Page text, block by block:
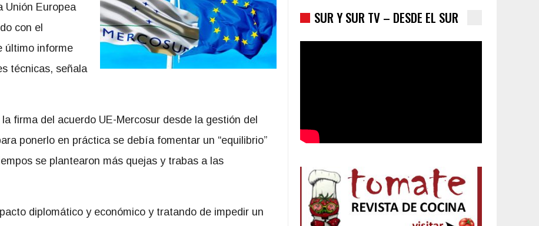
Unión Europea
con el
último informe
técnicas, señala
firma del acuerdo UE-Mercosur desde la gestión del
ponerlo en práctica se debía fomentar un “equilibrio”
se plantearon más quejas y trabas a las
diplomático y económico y tratando de impedir un
SUR Y SUR TV – DESDE EL SUR